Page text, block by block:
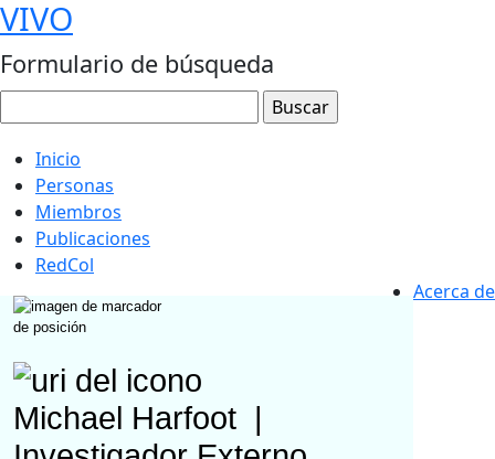
VIVO
Formulario de búsqueda
Inicio
Personas
Miembros
Publicaciones
RedCol
Acerca de
Michael Harfoot